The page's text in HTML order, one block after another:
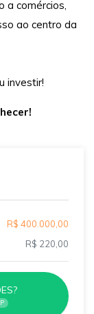
a comércios,
ao centro da
investir!
R$ 400.000,00
R$ 220,00